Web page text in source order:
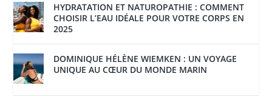
HYDRATATION ET NATUROPATHIE : COMMENT
CHOISIR L’EAU IDÉALE POUR VOTRE CORPS EN
2025
DOMINIQUE HÉLÈNE WIEMKEN : UN VOYAGE
UNIQUE AU CŒUR DU MONDE MARIN